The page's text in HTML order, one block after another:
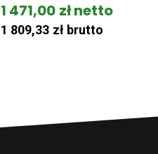
1 471,00 zł
1 809,33 zł brutto